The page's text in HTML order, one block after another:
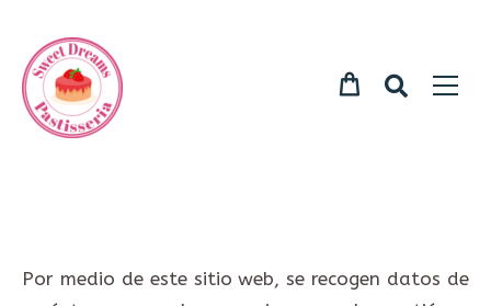
Por medio de este sitio web, se recogen datos de